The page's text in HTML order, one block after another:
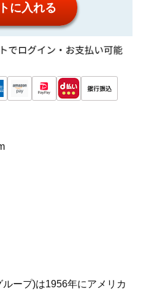
に入れる
ープ)は1956年にアメリカ